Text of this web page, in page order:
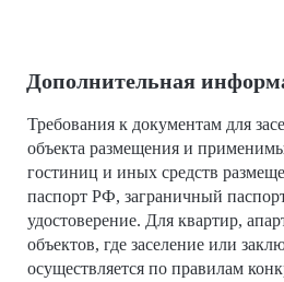
Дополнительная
Требования к документам для заселения зависят от типа
объекта размещения и
гостиниц и иных средств
паспорт РФ, заграничный
удостоверение. Для квартир,
объектов, где заселение или
осуществляется по правилам